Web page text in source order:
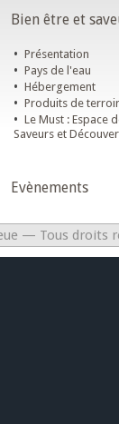
Bien être et
• Présentation
• Pays de l'eau
• Hébergement
• Produits de
• Le Must : Espace
Saveurs et
Evènements
— Tous droits